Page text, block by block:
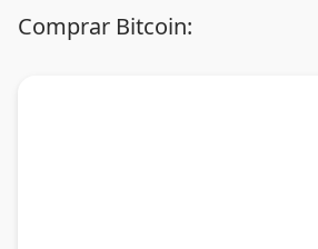
Comprar Bitcoin: